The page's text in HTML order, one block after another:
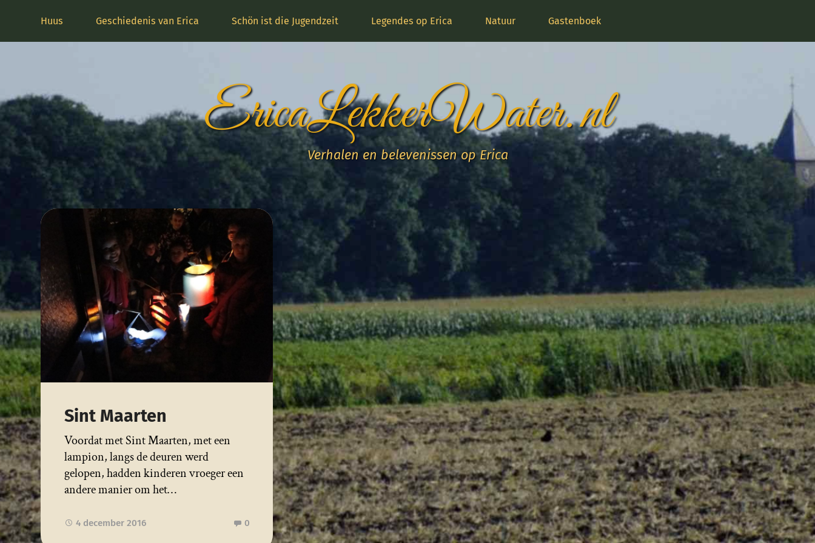
Huus Geschiedenis van Erica Schön ist die Jugendzeit Legendes op Erica Natuur Gastenboek
EricaLekkerWater.nl
Verhalen en belevenissen op Erica
Sint Maarten
Voordat met Sint Maarten, met een
lampion, langs de deuren werd
gelopen, hadden kinderen vroeger een
andere manier om het…
4 december 2016 0